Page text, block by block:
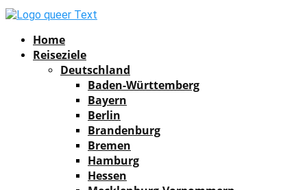
Home
Reiseziele
Deutschland
Baden-Württemberg
Bayern
Berlin
Brandenburg
Bremen
Hamburg
Hessen